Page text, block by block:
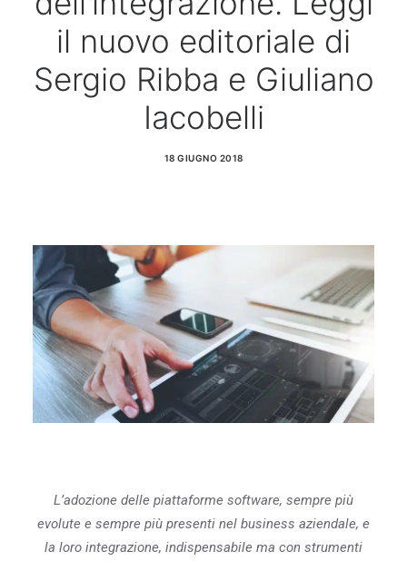
Formazione
Blog & Risorse
RICERCA
il nuovo editoriale di
Sergio Ribba e Giuliano
Iacobelli
18 GIUGNO 2018
L’adozione delle piattaforme software, sempre più
evolute e sempre più presenti nel business aziendale, e
la loro integrazione, indispensabile ma con strumenti